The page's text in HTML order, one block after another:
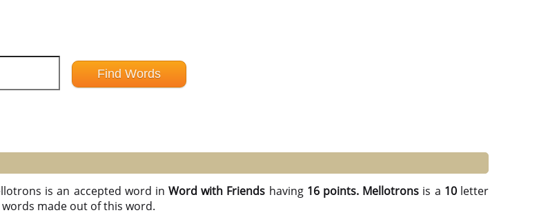
is an accepted word inWord with Friends having 16 points. Mellotrons is a 10letter
made out of this word.